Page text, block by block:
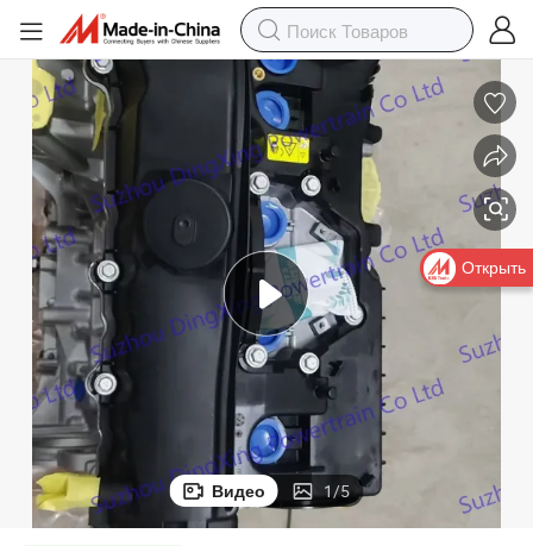
Видео 1/5
Открыть